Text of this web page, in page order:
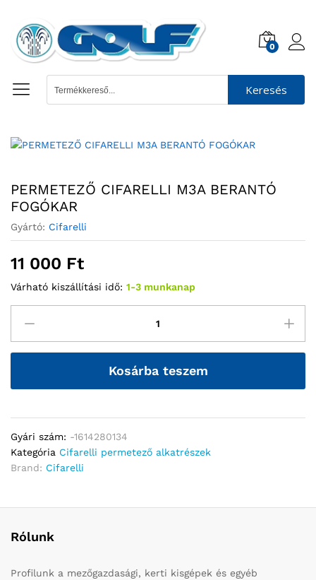
0
Keresés
PERMETEZŐ CIFARELLI M3A BERANTÓ
FOGÓKAR
Gyártó: Cifarelli
11 000 Ft
Várható kiszállítási idő: 1-3 munkanap
Kosárba teszem
Gyári szám: -1614280134
Kategória Cifarelli permetező alkatrészek
Brand: Cifarelli
Rólunk
Profilunk a mezőgazdasági, kerti kisgépek és egyéb